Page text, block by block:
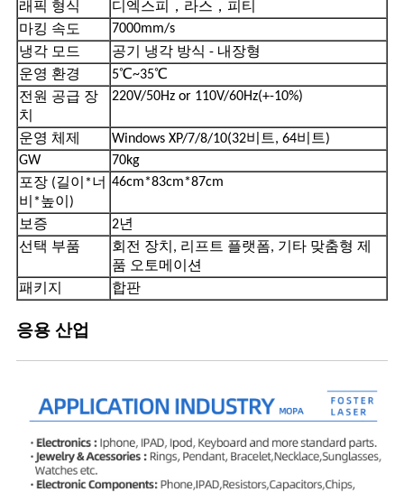
래픽 형식
디엑스피 ， 라스 ， 피티
마킹 속도
7000mm/s
냉각 모드
공기 냉각 방식 - 내장형
운영 환경
5℃~35℃
전원 공급 장
치
220V/50Hz or 110V/60Hz(+-10%)
운영 체제
Windows XP/7/8/10(32비트, 64비트)
GW
70kg
포장 (길이*너
비*높이)
46cm*83cm*87cm
보증
2년
선택 부품
회전 장치, 리프트 플랫폼, 기타 맞춤형 제
품 오토메이션
패키지
합판
응용 산업